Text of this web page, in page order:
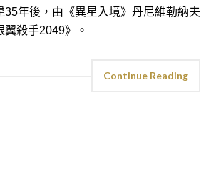
35年後，由《異星入境》丹尼維勒納夫
殺手2049》。
Continue Reading